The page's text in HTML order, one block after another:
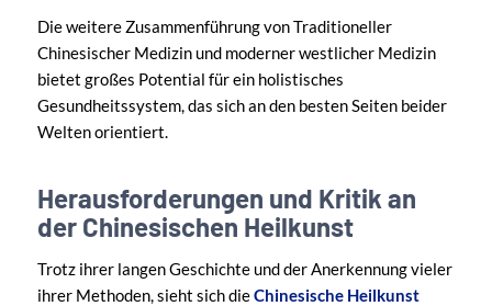
Die weitere Zusammenführung von Traditioneller
Chinesischer Medizin und moderner westlicher Medizin
bietet großes Potential für ein holistisches
Gesundheitssystem, das sich an den besten Seiten beider
Welten orientiert.
Herausforderungen und Kritik an
der Chinesischen Heilkunst
Trotz ihrer langen Geschichte und der Anerkennung vieler
ihrer Methoden, sieht sich dieChinesische Heilkunst